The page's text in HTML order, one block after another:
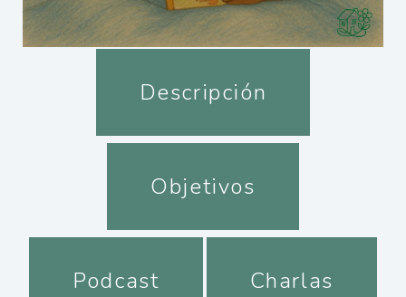
Descripción
Objetivos
Podcast Charlas